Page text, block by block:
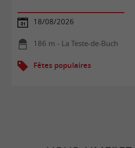
18/08/2026
186 m - La Teste-de-Buch
Fêtes populaires